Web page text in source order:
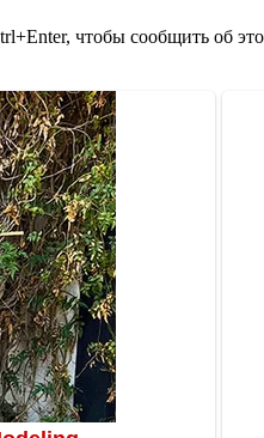
чтобы сообщить об